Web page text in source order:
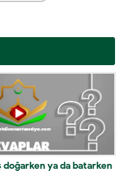
doğarken ya da batarken